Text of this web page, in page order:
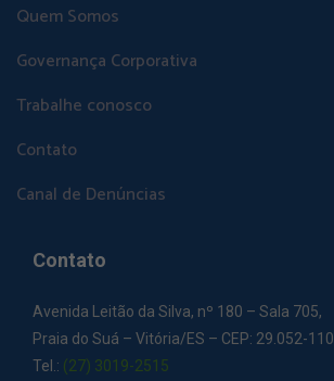
Quem Somos
Governança Corporativa
Trabalhe conosco
Contato
Canal de Denúncias
Contato
Avenida Leitão da Silva, nº 180 – Sala 705,
Praia do Suá – Vitória/ES – CEP: 29.052-110
Tel.: (27) 3019-2515